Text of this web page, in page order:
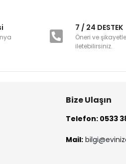
7 / 24 DESTEK
Öneri ve
iletebilirsiniz.
Bize Ulaşın
Telefon: 0533
Mail: